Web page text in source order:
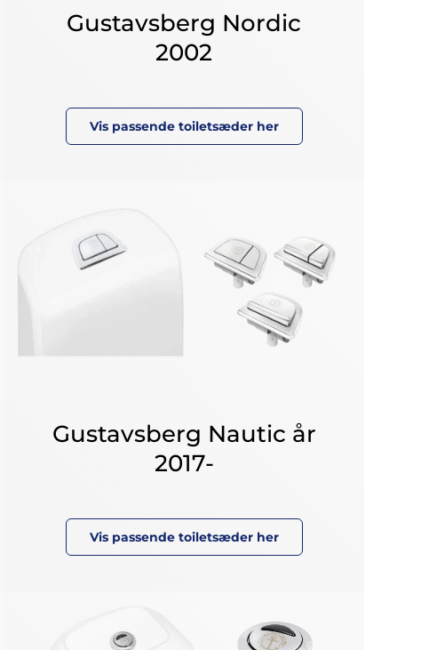
Gustavsberg Nordic
2002
Vis passende toiletsæder her
Gustavsberg Nautic år
2017-
Vis passende toiletsæder her